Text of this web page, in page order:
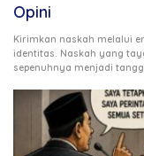
Opini
Kirimkan naskah melalui
identitas. Naskah yang
sepenuhnya menjadi